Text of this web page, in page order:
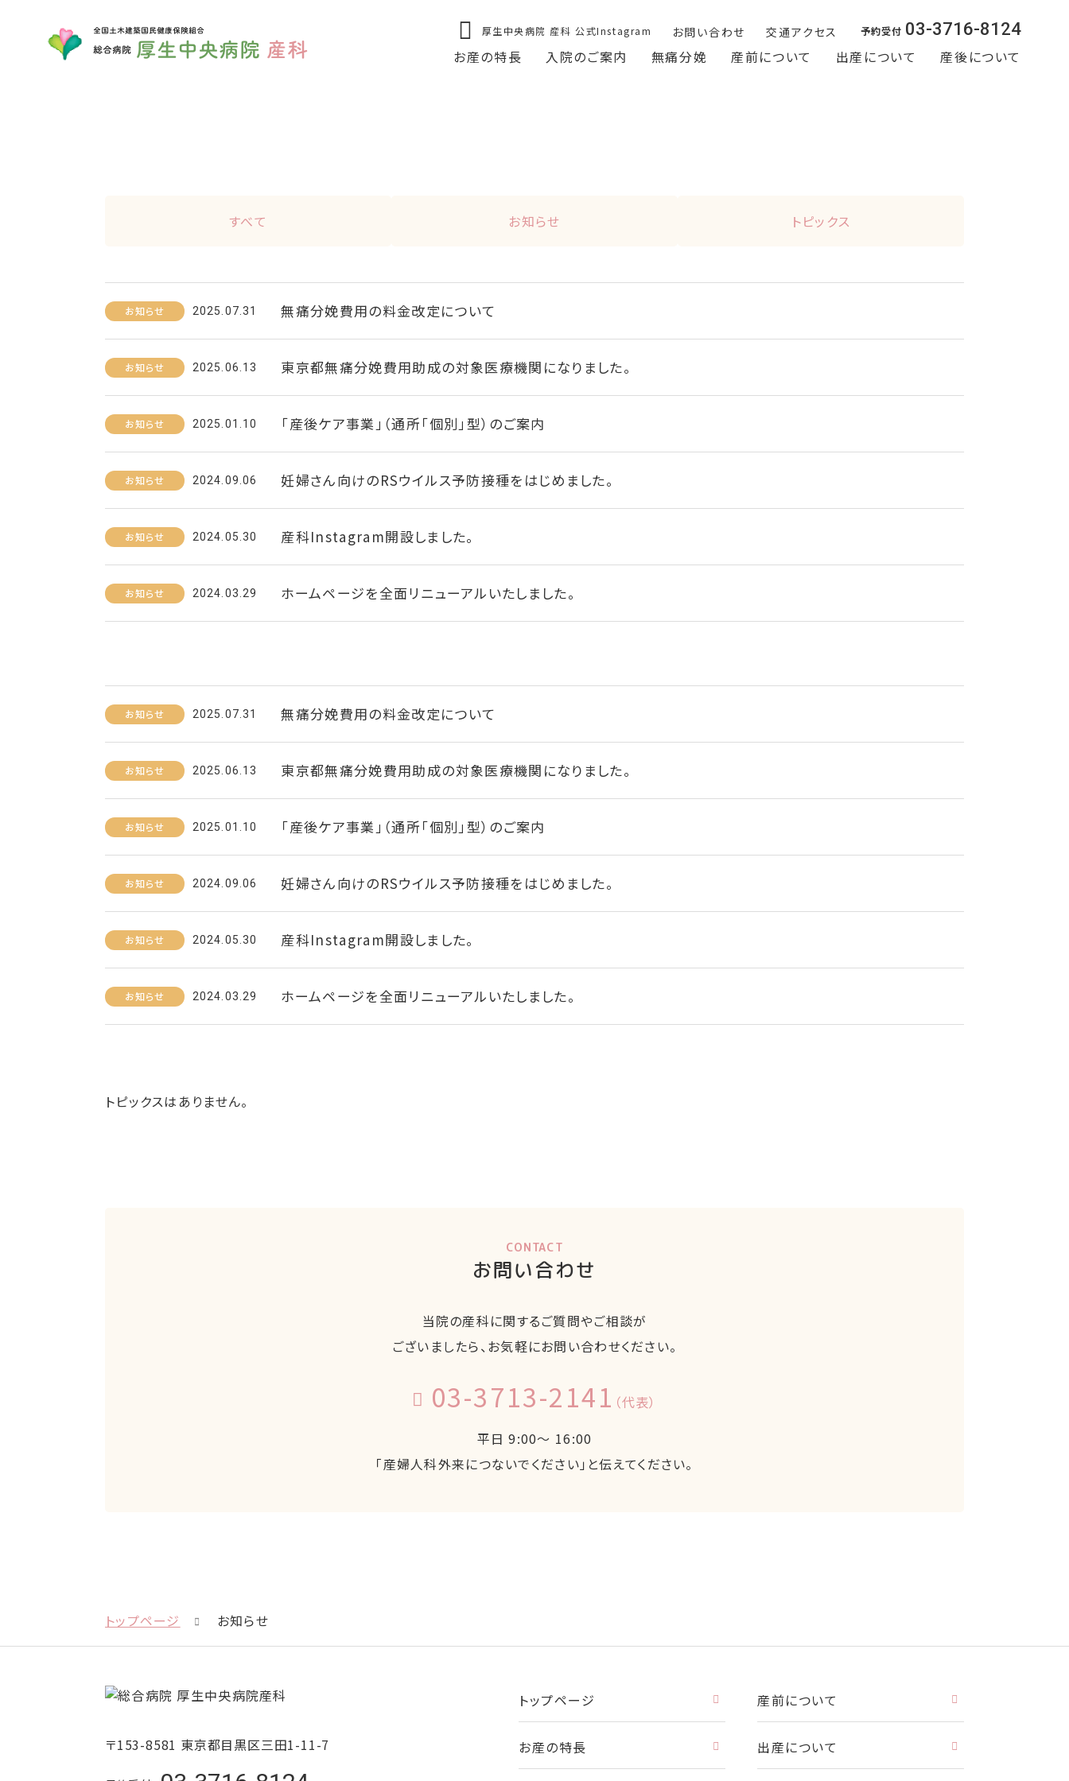
厚生中央病院 産科 公式Instagram お問い合わせ 交通アクセス 予約受付 03-3716-8124
お産の特長 入院のご案内 無痛分娩 産前について 出産について 産後について
NEWS
お知らせ
すべて お知らせ トピックス
お知らせ 2025.07.31 無痛分娩費用の料金改定について
お知らせ 2025.06.13 東京都無痛分娩費用助成の対象医療機関になりました。
お知らせ 2025.01.10 「産後ケア事業」（通所「個別」型）のご案内
お知らせ 2024.09.06 妊婦さん向けのRSウイルス予防接種をはじめました。
お知らせ 2024.05.30 産科Instagram開設しました。
お知らせ 2024.03.29 ホームページを全面リニューアルいたしました。
お知らせ 2025.07.31 無痛分娩費用の料金改定について
お知らせ 2025.06.13 東京都無痛分娩費用助成の対象医療機関になりました。
お知らせ 2025.01.10 「産後ケア事業」（通所「個別」型）のご案内
お知らせ 2024.09.06 妊婦さん向けのRSウイルス予防接種をはじめました。
お知らせ 2024.05.30 産科Instagram開設しました。
お知らせ 2024.03.29 ホームページを全面リニューアルいたしました。
トピックスはありません。
CONTACT
お問い合わせ
当院の産科に関するご質問やご相談が
ございましたら、お気軽にお問い合わせください。
03-3713-2141 （代表）
平日 9:00～ 16:00
「産婦人科外来につないでください」と伝えてください。
トップページ お知らせ
〒153-8581 東京都目黒区三田1-11-7
トップページ
お産の特長
産前について
出産について